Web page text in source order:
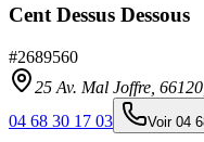
Cent Dessus Dessous
#2689560
25 Av. Mal Joffre, 66120
04 68 30 17 03
Voir 04